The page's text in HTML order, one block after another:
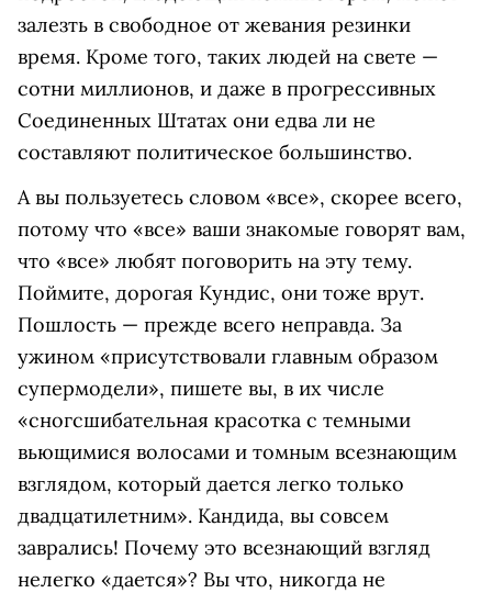
залезть в свободное от жевания резинки
время. Кроме того, таких людей на свете —
сотни миллионов, и даже в прогрессивных
Соединенных Штатах они едва ли не
составляют политическое большинство.
А вы пользуетесь словом «все», скорее всего,
потому что «все» ваши знакомые говорят вам,
что «все» любят поговорить на эту тему.
Поймите, дорогая Кундис, они тоже врут.
Пошлость — прежде всего неправда. За
ужином «присутствовали главным образом
супермодели», пишете вы, в их числе
«сногсшибательная красотка с темными
вьющимися волосами и томным всезнающим
взглядом, который дается легко только
двадцатилетним». Кандида, вы совсем
заврались! Почему это всезнающий взгляд
нелегко «дается»? Вы что, никогда не